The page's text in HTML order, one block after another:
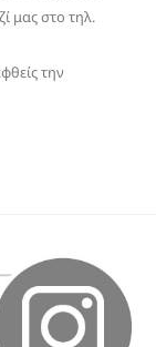
μας στο τηλ.
την